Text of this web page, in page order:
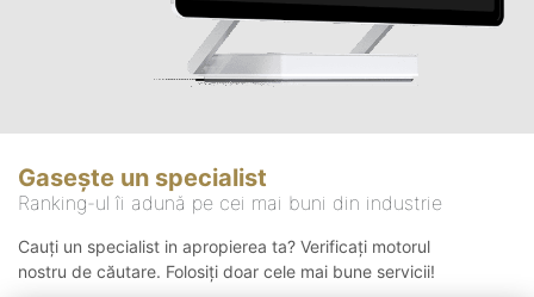
Gasește un specialist
Ranking-ul îi adună pe cei mai buni din industrie
Cauți un specialist in apropierea ta? Verificați motorul
nostru de căutare. Folosiți doar cele mai bune servicii!